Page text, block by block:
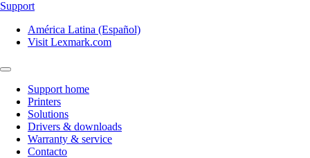
Support
América Latina (Español)
Visit Lexmark.com
Support home
Printers
Solutions
Drivers & downloads
Warranty & service
Contacto